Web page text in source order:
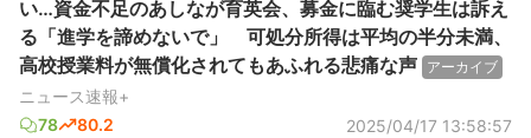
い…資金不足のあしなが育英会、募金に臨む奨学生は訴え
る「進学を諦めないで」 可処分所得は平均の半分未満、
高校授業料が無償化されてもあふれる悲痛な声 アーカイブ
ニュース速報+
78
80.2 2025/04/17 13:58:57